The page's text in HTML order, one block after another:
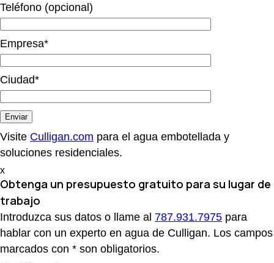
Teléfono (opcional)
Empresa*
Ciudad*
Visite Culligan.com para el agua embotellada y
soluciones residenciales.
x
Obtenga un presupuesto gratuito para su lugar de
trabajo
Introduzca sus datos o llame al 787.931.7975 para
hablar con un experto en agua de Culligan. Los campos
marcados con * son obligatorios.